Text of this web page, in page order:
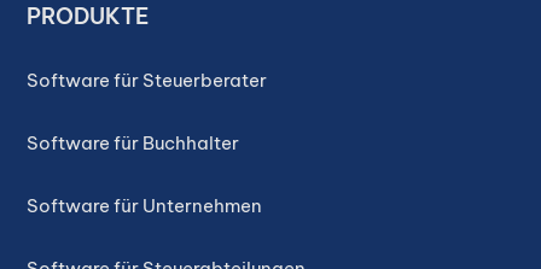
PRODUKTE
Software für Steuerberater
Software für Buchhalter
Software für Unternehmen